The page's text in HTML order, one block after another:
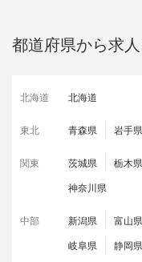
都道府県から求
北海道 北海道
東北 青森県 岩手県
関東 茨城県 栃木県
神奈川県
中部 新潟県 富山県
岐阜県
静岡県